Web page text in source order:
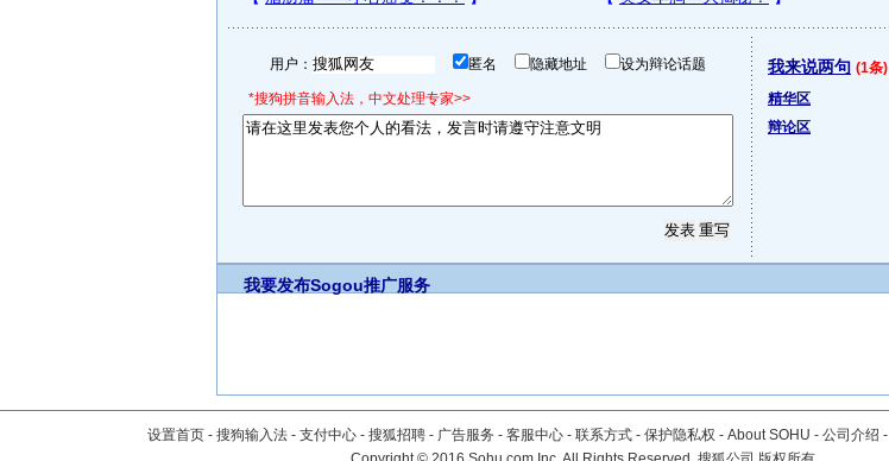
用户： 匿名 隐藏地址 设为辩论话题
*搜狗拼音输入法，中文处理专家>>
我来说两句 (1条)
精华区
辩论区
我要发布Sogou推广服务
设置首页 - 搜狗输入法 - 支付中心 - 搜狐招聘 - 广告服务 - 客服中心 - 联系方式 - 保护隐私权 - About SOHU - 公司介绍 -